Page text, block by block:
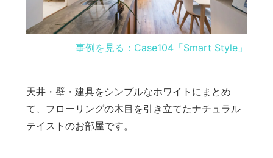
事例を見る：Case104「Smart Style」
天井・壁・建具をシンプルなホワイトにまとめ
て、フローリングの木目を引き立てたナチュラル
テイストのお部屋です。